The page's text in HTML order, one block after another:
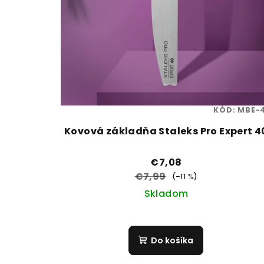
Kovová základňa Staleks Pro Expert
€7,08
€7,99
(–11 %)
Skladom
Do košíka
KÓD: MBE-